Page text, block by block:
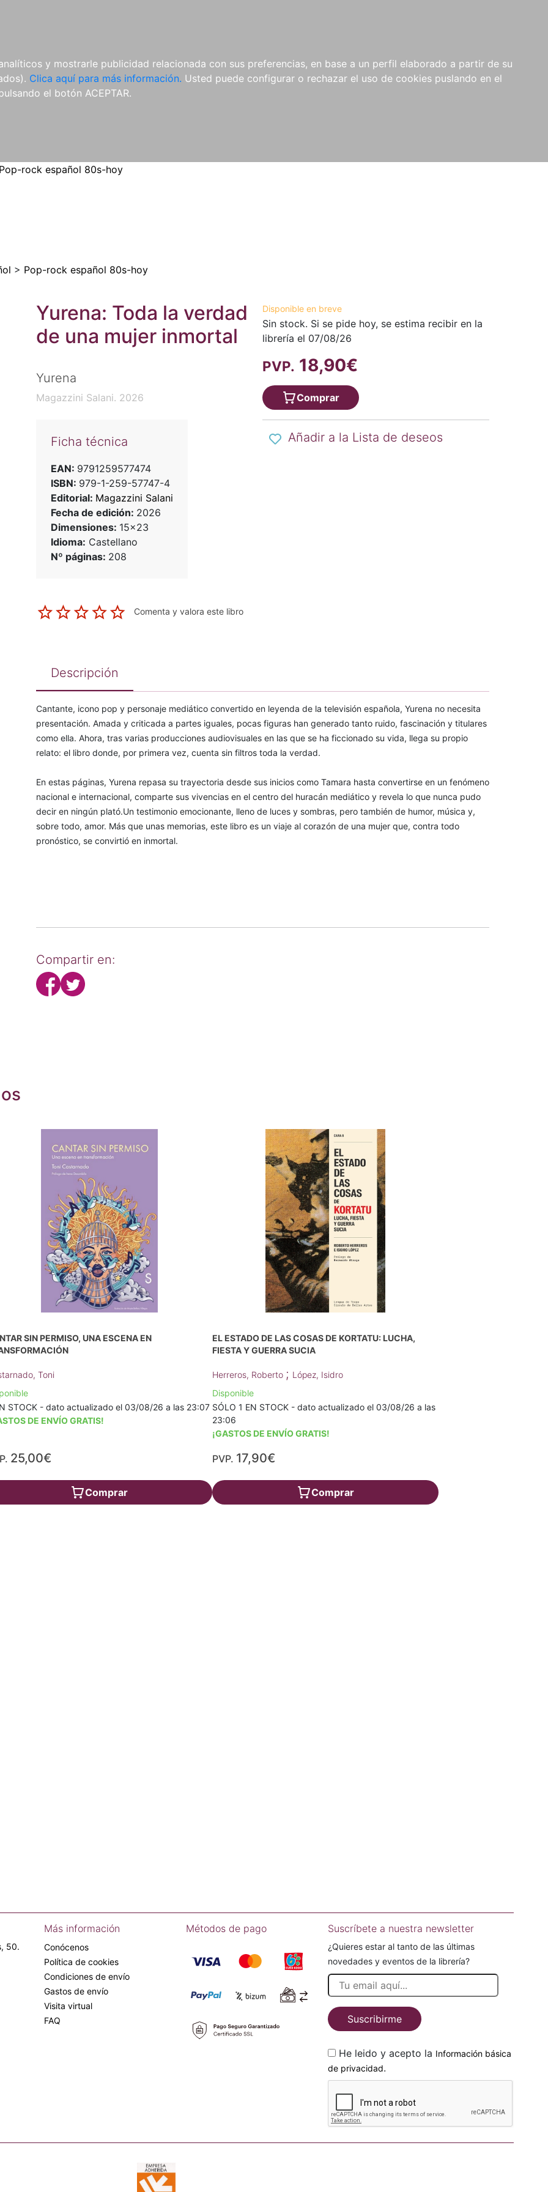
y mostrarle publicidad relacionada con sus preferencias, en base a un perfil elaborado a partir de su
Clica aquí para más información. Usted puede configurar o rechazar el uso de cookies puslando en el
el botón ACEPTAR.
REVISTAS
CDS Y
DVDS
MATERIAL
COMPLEMENTARIO
NOVEDADES NOTICIAS
COMPRAS
INSTITUCIONALES
Pop-rock español 80s-hoy
> Pop-rock español 80s-hoy
Yurena: Toda la verdad
de una mujer inmortal
Yurena
Magazzini Salani. 2026
Ficha técnica
EAN: 9791259577474
ISBN: 979-1-259-57747-4
Editorial: Magazzini Salani
Fecha de edición: 2026
Dimensiones: 15x23
Idioma: Castellano
Nº páginas: 208
Comenta y valora este libro
Disponible en breve
Sin stock. Si se pide hoy, se estima recibir en la
librería el 07/08/26
PVP. 18,90€
Comprar
Añadir a la Lista de deseos
Descripción
Cantante, icono pop y personaje mediático convertido en leyenda de la televisión española, Yurena no necesita
presentación. Amada y criticada a partes iguales, pocas figuras han generado tanto ruido, fascinación y titulares
como ella. Ahora, tras varias producciones audiovisuales en las que se ha ficcionado su vida, llega su propio
relato: el libro donde, por primera vez, cuenta sin filtros toda la verdad.
En estas páginas, Yurena repasa su trayectoria desde sus inicios como Tamara hasta convertirse en un fenómeno
nacional e internacional, comparte sus vivencias en el centro del huracán mediático y revela lo que nunca pudo
decir en ningún plató.Un testimonio emocionante, lleno de luces y sombras, pero también de humor, música y,
sobre todo, amor. Más que unas memorias, este libro es un viaje al corazón de una mujer que, contra todo
pronóstico, se convirtió en inmortal.
Compartir en:
SIN PERMISO, UNA ESCENA EN
Toni
STOCK - dato actualizado el 03/08/26 a las 23:07
DE ENVÍO GRATIS!
25,00€
Comprar
EL ESTADO DE LAS COSAS DE KORTATU: LUCHA,
FIESTA Y GUERRA SUCIA
Herreros, Roberto ; López, Isidro
Disponible
SÓLO 1 EN STOCK - dato actualizado el 03/08/26 a las
23:06
¡GASTOS DE ENVÍO GRATIS!
PVP. 17,90€
Comprar
50.
Más información
Conócenos
Política de cookies
Condiciones de envío
Gastos de envío
Visita virtual
FAQ
Métodos de pago Suscríbete a nuestra newsletter
¿Quieres estar al tanto de las últimas
novedades y eventos de la librería?
Suscribirme
He leido y acepto la Información básica
de privacidad.